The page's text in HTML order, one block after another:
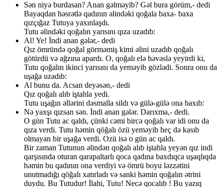
Sən niyə burdasan? Anan gəlməyib? Gəl bura görüm,- dedi
Bayaqdan həsrətlə qadının əlindəki qoğala baxa- baxa
qızçığaz Tutuya yaxınlaşdı.
Tutu əlindəki qoğalın yarısını qıza uzadıb:
Al! Ye! İndi anan gələr,- dedi
Qız ömründə qoğal görməmiş kimi əlini uzadıb qoğalı
götürdü və ağzına apardı. O, qoğalı elə həvəslə yeyirdi ki,
Tutu qoğalın ikinci yarısını da yeməyib gözlədi. Sonra onu da
uşağa uzadıb:
Al bunu da. Acsan deyəsən,- dedi
Qız qoğalı alıb iştahla yedi.
Tutu uşağın əllərini dəsmalla sildı və gülə-gülə ona baxıb:
Nə yaxşı qızsan sən. İndi anan gələr. Darıxma,- dedi.
O gün Tutu ac qaldı, çünki cəmi bircə qoğalı var idi onu da
qıza verdi. Tutu həmin qöğalı özü yeməyib heç də kasıb
olmayan bir uşağa verdi. Ozü isə o gün ac qaldı.
Bir zaman Tutunun əlindən qoğalı alıb iştahla yeyən qız indi
qarşısında oturan qarapaltarlı qoca qadına baxdıqca uşaqlıqda
həmin bu qadının ona verdiyi və ömrü boyu ləzzətini
unutmadığı qöğalı xatırladı və sanki həmin qoğalın ətrini
duydu. Bu Tutudur! İlahi, Tutu! Necə qocalıb ! Bu yazıq